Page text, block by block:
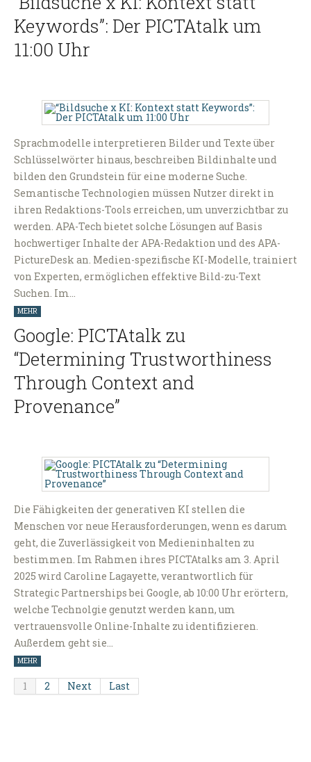
Keywords”: Der PICTAtalk um
11:00 Uhr
Sprachmodelle interpretieren Bilder und Texte über
Schlüsselwörter hinaus, beschreiben Bildinhalte und
bilden den Grundstein für eine moderne Suche.
Semantische Technologien müssen Nutzer direkt in
ihren Redaktions-Tools erreichen, um unverzichtbar zu
werden. APA-Tech bietet solche Lösungen auf Basis
hochwertiger Inhalte der APA-Redaktion und des APA-
PictureDesk an. Medien-spezifische KI-Modelle, trainiert
von Experten, ermöglichen effektive Bild-zu-Text
Suchen. Im…
MEHR
Google: PICTAtalk zu
“Determining Trustworthiness
Through Context and
Provenance”
Die Fähigkeiten der generativen KI stellen die
Menschen vor neue Herausforderungen, wenn es darum
geht, die Zuverlässigkeit von Medieninhalten zu
bestimmen. Im Rahmen ihres PICTAtalks am 3. April
2025 wird Caroline Lagayette, verantwortlich für
Strategic Partnerships bei Google, ab 10:00 Uhr erörtern,
welche Technolgie genutzt werden kann, um
vertrauensvolle Online-Inhalte zu identifizieren.
Außerdem geht sie…
MEHR
1 2 Next Last